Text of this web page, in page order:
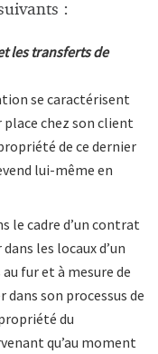
:
les transferts de
se caractérisent
chez son client
de ce dernier
lui-même en
le cadre d’un contrat
les locaux d’un
fur et à mesure de
son processus de
du
qu’au moment